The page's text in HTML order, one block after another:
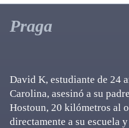
Norte
Chihuahua
Más
que
noticias,
Praga
David K, estudiante de 24
Carolina, asesinó a su
Hostoun, 20 kilómetros al
directamente a su escuela